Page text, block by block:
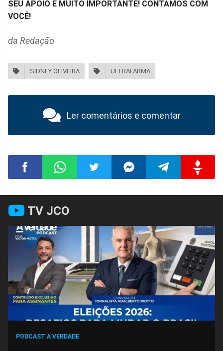
SEU APOIO É MUITO IMPORTANTE! CONTAMOS COM
VOCÊ!
da Redação
SIDNEY OLIVEIRA ULTRAFARMA
Ler comentários e comentar
Compartilhar
no
Facebook
no
Whatsapp
no
Twitter
no
Messenger
no
Telegram
no
Gettr
TV JCO
PODCAST A VERDADE